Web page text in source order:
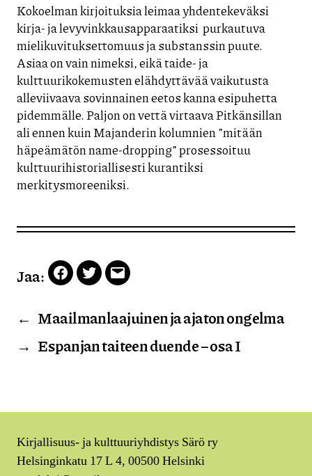
Kokoelman kirjoituksia leimaa yhdentekeväksi
kirja- ja levyvinkkausapparaatiksi purkautuva
mielikuvituksettomuus ja substanssin puute.
Asiaa on vain nimeksi, eikä taide- ja
kulttuurikokemusten elähdyttävää vaikutusta
alleviivaava sovinnainen eetos kanna esipuhetta
pidemmälle. Paljon on vettä virtaava Pitkänsillan
ali ennen kuin Majanderin kolumnien ”mitään
häpeämätön name-dropping” prosessoituu
kulttuurihistoriallisesti kurantiksi
merkitysmoreeniksi.
Jaa: Facebook
TwitterEmail
← Maailmanlaajuinen ja ajaton ongelma
→ Espanjan taiteen duende – osa I
Kirjallisuus- ja kulttuuriyhdistys Särö ry
Helsinginkatu 17 L 4, 00500 Helsinki